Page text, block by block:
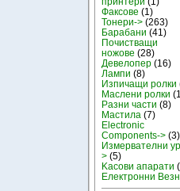
Факсове (1)
Тонери-> (263)
Барабани (41)
Почистващи
ножове (28)
Девелопер (16)
Лампи (8)
Изпичащи ролки
Маслени ролки
Разни части (8)
Мастила (7)
Electronic
Components-> (3)
Измервателни
> (5)
Kасови апарати
Електронни